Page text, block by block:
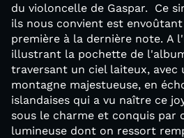
du violoncelle de Gaspar. Ce
ils nous convient est
première à la dernière note. A
illustrant la pochette de
traversant un ciel laiteux, avec
montagne majestueuse, en
islandaises qui a vu naître ce
sous le charme et conquis par
lumineuse dont on ressort